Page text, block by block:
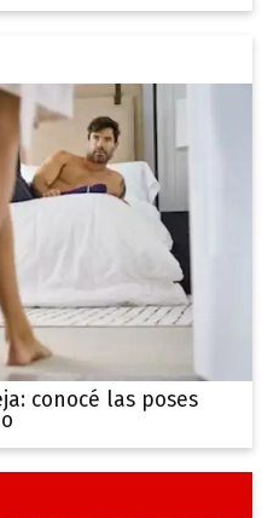
conocé las poses